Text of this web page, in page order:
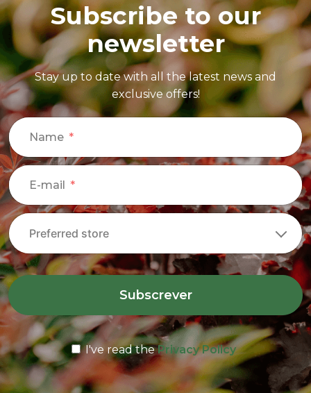
Subscribe to our
newsletter
Stay up to date with all the latest news and
exclusive offers!
Name
E-mail
Subscrever
I've read thePrivacy Policy